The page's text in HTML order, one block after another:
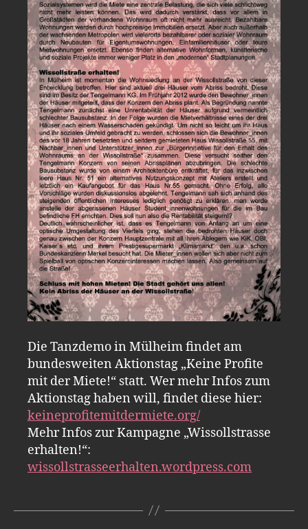
Die Tanzdemo in Mülheim findet am
bundesweiten Aktionstag „Keine Profite
mit der Miete!“ statt. Wer mehr Infos zum
Aktionstag haben will, findet diese hier:
keineprofitemitdermiete.org/
Mehr Infos zur Kampagne „Wissollstrasse
erhalten!“:
wissollstrasseerhalten.wordpress.com